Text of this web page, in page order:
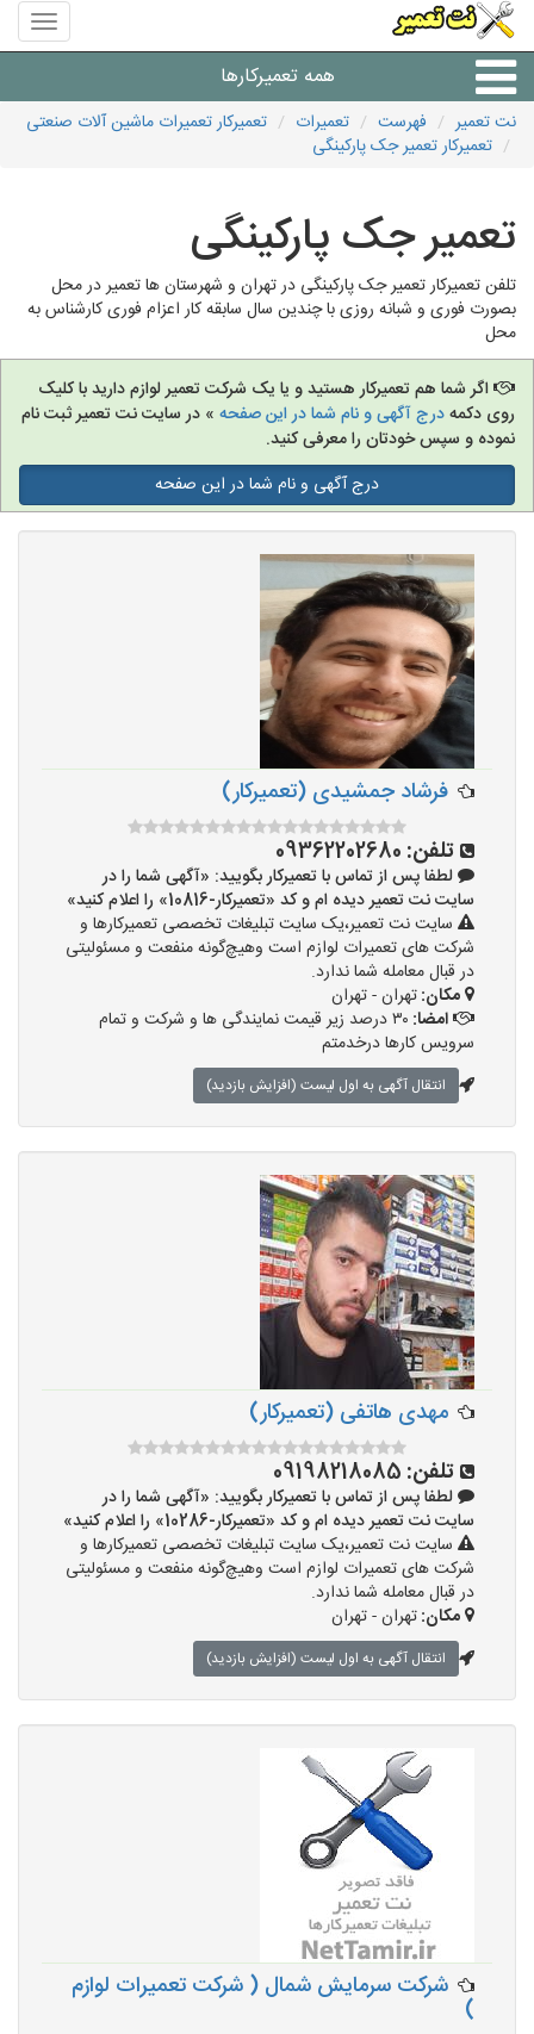
منوی
سایت
تعمیر
همه تعمیرکارها
شرکت های تعمیرات لوازم
نت تعمیر فهرست تعمیرات
تعمیرکار تعمیرات ماشین آلات صنعتی
تعمیرکار تعمیر جک پارکینگی
تعمیر جک پارکینگی
تلفن تعمیرکار تعمیر جک پارکینگی در تهران و شهرستان ها تعمیر در محل
بصورت فوری و شبانه روزی با چندین سال سابقه کار اعزام فوری کارشناس به
محل
اگر شما هم تعمیرکار هستید و یا یک شرکت تعمیر لوازم دارید با کلیک
روی دکمهدرج آگهی و نام شما در این صفحه » در سایت نت تعمیر ثبت نام
نموده و سپس خودتان را معرفی کنید.
درج آگهی و نام شما در این صفحه
فرشاد جمشیدی (تعمیرکار)
تلفن: 09362202680
لطفا پس از تماس با تعمیرکار بگویید: «آگهی شما را در
سایت نت تعمیر دیده ام و کد «تعمیرکار-10816» را اعلام کنید»
سایت نت تعمیر،یک سایت تبلیغات تخصصی تعمیرکارها و
شرکت های تعمیرات لوازم است وهیچ‌گونه منفعت و مسئولیتی
در قبال معامله شما ندارد.
مکان:تهران - تهران
امضا:
۳۰ درصد زیر قیمت نمایندگی ها و شرکت و تمام
سرویس کارها درخدمتم
انتقال آگهی به اول لیست (افزایش بازدید)
مهدی هاتفی (تعمیرکار)
تلفن: 09198218085
لطفا پس از تماس با تعمیرکار بگویید: «آگهی شما را در
سایت نت تعمیر دیده ام و کد «تعمیرکار-10286» را اعلام کنید»
سایت نت تعمیر،یک سایت تبلیغات تخصصی تعمیرکارها و
شرکت های تعمیرات لوازم است وهیچ‌گونه منفعت و مسئولیتی
در قبال معامله شما ندارد.
مکان:تهران - تهران
انتقال آگهی به اول لیست (افزایش بازدید)
شرکت سرمایش شمال ( شرکت تعمیرات لوازم
)